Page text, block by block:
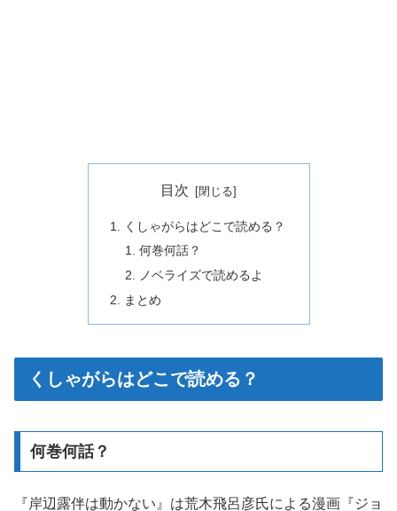
目次
くしゃがらはどこで読める？
何巻何話？
ノベライズで読めるよ
まとめ
くしゃがらはどこで読める？
何巻何話？
『岸辺露伴は動かない』は荒木飛呂彦氏による漫画『ジョ